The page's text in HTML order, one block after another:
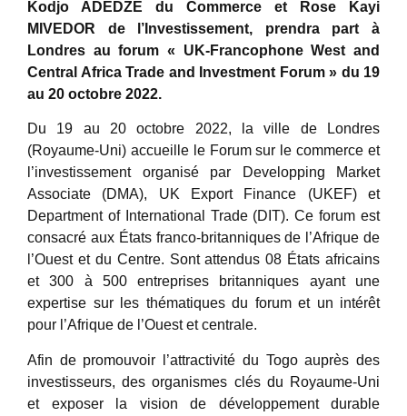
Kodjo ADEDZE du Commerce et Rose Kayi
MIVEDOR de l’Investissement, prendra part à
Londres au forum « UK-Francophone West and
Central Africa Trade and Investment Forum » du 19
au 20 octobre 2022.
Du 19 au 20 octobre 2022, la ville de Londres
(Royaume-Uni) accueille le Forum sur le commerce et
l’investissement organisé par Developping Market
Associate (DMA), UK Export Finance (UKEF) et
Department of International Trade (DIT). Ce forum est
consacré aux États franco-britanniques de l’Afrique de
l’Ouest et du Centre. Sont attendus 08 États africains
et 300 à 500 entreprises britanniques ayant une
expertise sur les thématiques du forum et un intérêt
pour l’Afrique de l’Ouest et centrale.
Afin de promouvoir l’attractivité du Togo auprès des
investisseurs, des organismes clés du Royaume-Uni
et exposer la vision de développement durable